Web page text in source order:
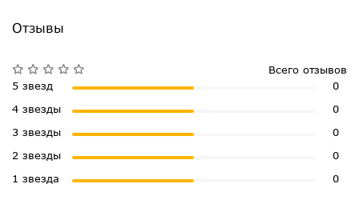
Отзывы
Всего отзывов
5 звезд
0
4 звезды
0
3 звезды
0
2 звезды
0
1 звезда
0